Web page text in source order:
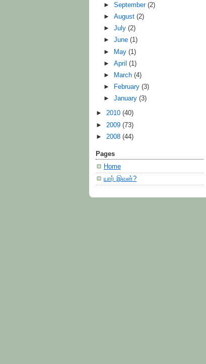
►September(2)
►August(2)
►July(2)
►June(1)
►
May(1)
►April(1)
►
March(4)
►
February(3)
►January(3)
► 2010 (40)
► 2009 (73)
► 2008 (44)
Pages
Home
யார் இவன்?